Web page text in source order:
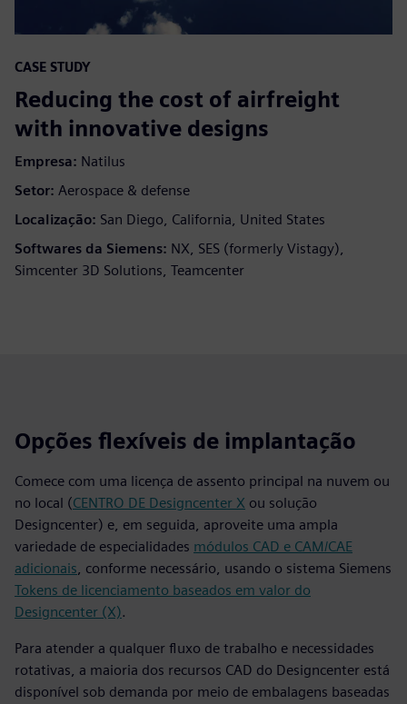
CASE STUDY
Reducing the cost of airfreight
with innovative designs
Empresa: Natilus
Setor: Aerospace & defense
Localização: San Diego, California, United States
Softwares da Siemens: NX, SES (formerly Vistagy),
Simcenter 3D Solutions, Teamcenter
Opções flexíveis de implantação
Comece com uma licença de assento principal na nuvem ou
no local (CENTRO DE Designcenter X ou solução
Designcenter) e, em seguida, aproveite uma ampla
variedade de especialidades módulos CAD e CAM/CAE
adicionais, conforme necessário, usando o sistema Siemens
Tokens de licenciamento baseados em valor do
Designcenter (X).
Para atender a qualquer fluxo de trabalho e necessidades
rotativas, a maioria dos recursos CAD do Designcenter está
disponível sob demanda por meio de embalagens baseadas